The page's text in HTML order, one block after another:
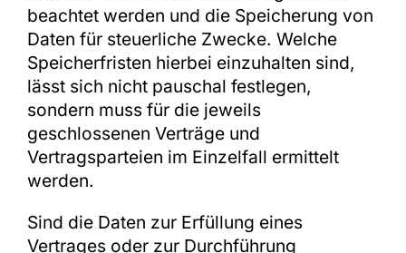
beachtet werden und die Speicherung von
Daten für steuerliche Zwecke. Welche
Speicherfristen hierbei einzuhalten sind,
lässt sich nicht pauschal festlegen,
sondern muss für die jeweils
geschlossenen Verträge und
Vertragsparteien im Einzelfall ermittelt
werden.
Sind die Daten zur Erfüllung eines
Vertrages oder zur Durchführung